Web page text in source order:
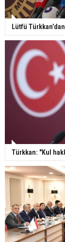
Lütfü
Türkkan: "Kul